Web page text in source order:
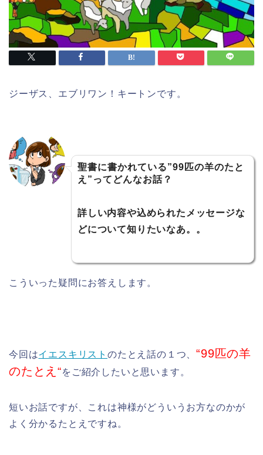
ジーザス、エブリワン！キートンです。
聖書に書かれている”99匹の羊のたと
え”ってどんなお話？
詳しい内容や込められたメッセージな
どについて知りたいなあ。。
こういった疑問にお答えします。
今回はイエスキリストのたとえ話の１つ、“99匹の羊
のたとえ“をご紹介したいと思います。
短いお話ですが、 これは神様がどういうお方なのかが
よく分かるたとえですね。